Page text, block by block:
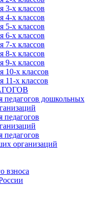
3-х классов
4-х классов
5-х классов
6-х классов
7-х классов
8-х классов
9-х классов
х классов
х классов
педагогов дошкольных
педагогов
педагогов
организаций
взноса